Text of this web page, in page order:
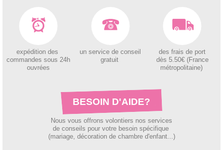
expédition des
commandes sous 24h
ouvrées
un service de conseil
gratuit
des frais de port
dès 5.50€ (France
métropolitaine)
BESOIN D'AIDE?
Nous vous offrons volontiers nos services
de conseils pour votre besoin spécifique
(mariage, décoration de chambre d'enfant...)